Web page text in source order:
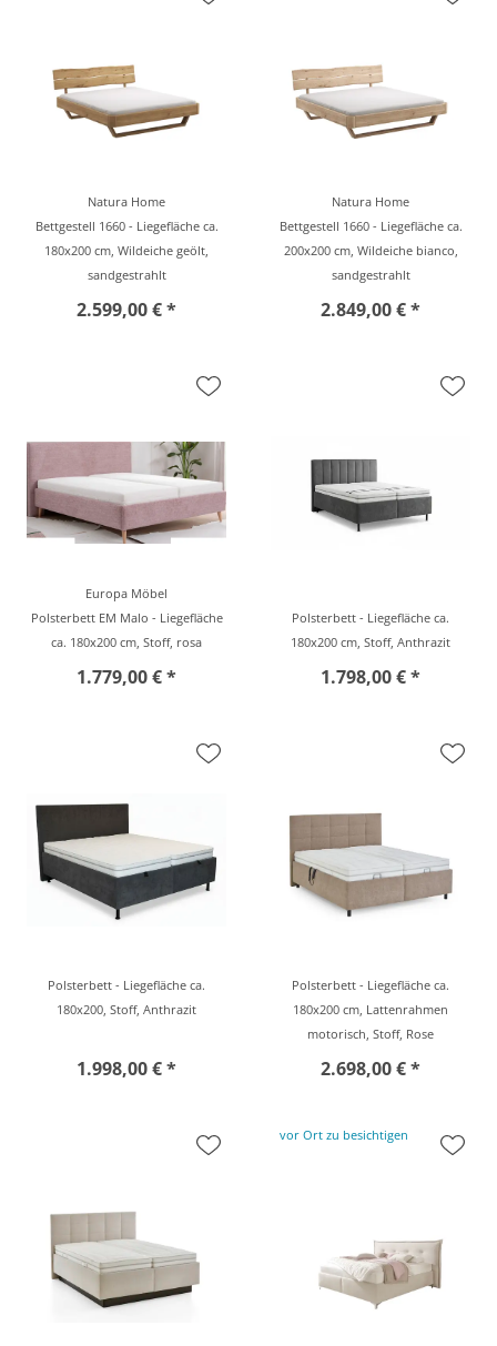
Natura Home
Bettgestell 1660 - Liegefläche ca.
180x200 cm, Wildeiche geölt,
sandgestrahlt
2.599,00 € *
Natura Home
Bettgestell 1660 - Liegefläche ca.
200x200 cm, Wildeiche bianco,
sandgestrahlt
2.849,00 € *
Europa Möbel
Polsterbett EM Malo - Liegefläche
ca. 180x200 cm, Stoff, rosa
1.779,00 € *
Polsterbett - Liegefläche ca.
180x200 cm, Stoff, Anthrazit
1.798,00 € *
Polsterbett - Liegefläche ca.
180x200, Stoff, Anthrazit
1.998,00 € *
Polsterbett - Liegefläche ca.
180x200 cm, Lattenrahmen
motorisch, Stoff, Rose
2.698,00 € *
vor Ort zu besichtigen